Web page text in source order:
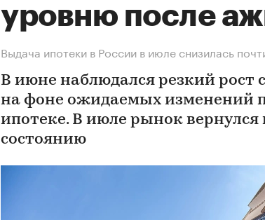
уровню после
Выдача ипотеки в России в июле снизилась
В июне наблюдался резкий рост
на фоне ожидаемых изменений
ипотеке. В июле рынок вернулся
состоянию